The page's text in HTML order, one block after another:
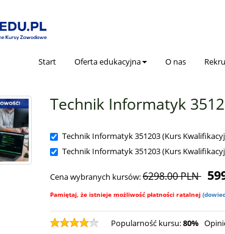
Start Oferta edukacyjna O nas
Technik Informatyk
Technik Informatyk 351203 (Kurs
Technik Informatyk 351203 (Kurs
Cena wybranych kursów:6298.00 PLN
Pamiętaj, że istnieje możliwość płatności ratalnej
Popularność kursu:80%